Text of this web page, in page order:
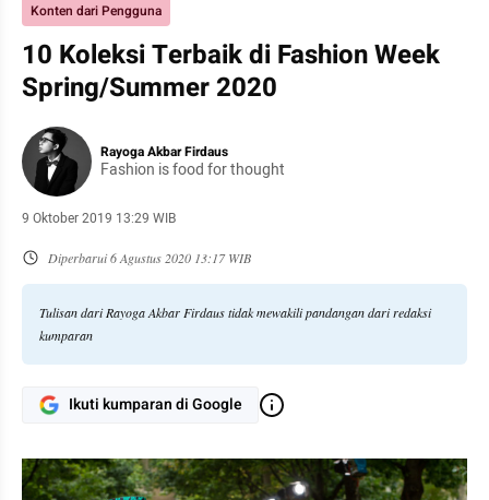
Konten dari Pengguna
10 Koleksi Terbaik di Fashion Week
Spring/Summer 2020
Rayoga Akbar Firdaus
Fashion is food for thought
9 Oktober 2019 13:29 WIB
Diperbarui6 Agustus 2020 13:17 WIB
Tulisan dari Rayoga Akbar Firdaus tidak mewakili pandangan dari redaksi
kumparan
Ikuti kumparan di Google